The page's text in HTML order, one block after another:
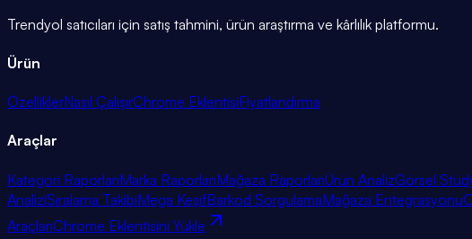
Trendyol satıcıları için satış tahmini, ürün araştırma ve kârlılık platformu.
Ürün
ÖzelliklerNasıl ÇalışırChrome EklentisiFiyatlandırma
Araçlar
Kategori RaporlarıMarka RaporlarıMağaza RaporlarıÜrün AnalizGörsel
AnaliziSıralama TakibiMega KeşifBarkod SorgulamaMağaza Entegrasyonu
AraçlarıChrome Eklentisini Yükle